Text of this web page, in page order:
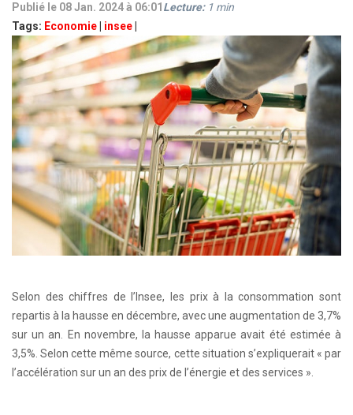
Publié le 08 Jan. 2024 à 06:01
Tags: Economie insee
Lecture: 1 min
Selon des chiffres de l’Insee, les prix à la consommation sont
repartis à la hausse en décembre, avec une augmentation de 3,7%
sur un an. En novembre, la hausse apparue avait été estimée à
3,5%. Selon cette même source, cette situation s’expliquerait « par
l’accélération sur un an des prix de l’énergie et des services ».